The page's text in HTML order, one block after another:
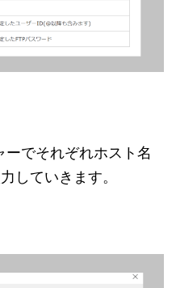
でそれぞれホスト名
していきます。